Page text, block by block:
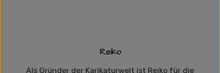
Reiko
Als Gründer der Karikaturwelt ist Reiko für die